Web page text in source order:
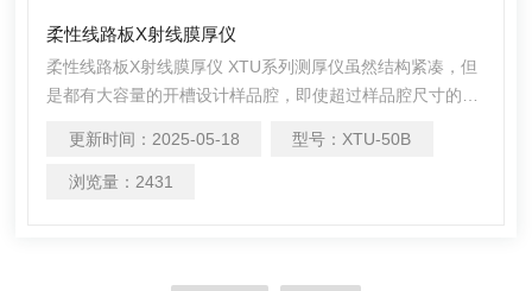
柔性线路板X射线膜厚仪
柔性线路板X射线膜厚仪 XTU系列测厚仪虽然结构紧凑，但
是都有大容量的开槽设计样品腔，即使超过样品腔尺寸的工
算法装置，可测试极微小和异形样品。 检测78种元素镀层
&#183;0.005um检出限&#183;小测量面积
更新时间： 2025-05-18 型号： XTU-50B
浏览量： 2431